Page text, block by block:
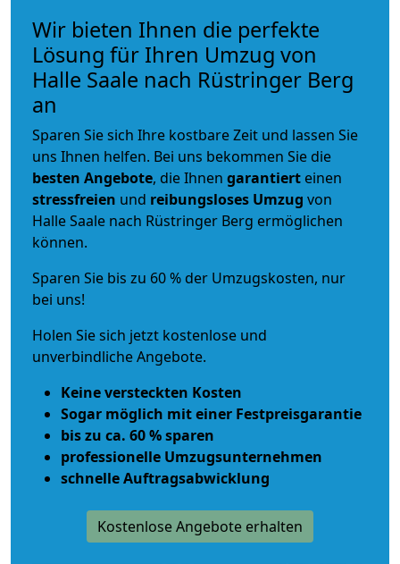
Wir bieten Ihnen die perfekte
Lösung für Ihren Umzug von
Halle Saale nach Rüstringer Berg
an
Sparen Sie sich Ihre kostbare Zeit und lassen Sie
uns Ihnen helfen. Bei uns bekommen Sie die
besten Angebote, die Ihnen garantiert einen
stressfreien und reibungsloses Umzug von
Halle Saale nach Rüstringer Berg ermöglichen
können.
Sparen Sie bis zu 60 % der Umzugskosten, nur
bei uns!
Holen Sie sich jetzt kostenlose und
unverbindliche Angebote.
Keine versteckten Kosten
Sogar möglich mit einer Festpreisgarantie
bis zu ca. 60 % sparen
professionelle Umzugsunternehmen
schnelle Auftragsabwicklung
Kostenlose Angebote erhalten